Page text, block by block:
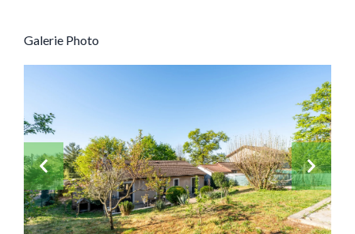
Galerie Photo